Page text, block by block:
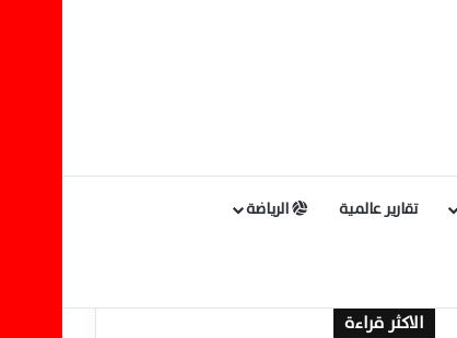
تقارير عالمية الرياضة
الاكثر قراءة